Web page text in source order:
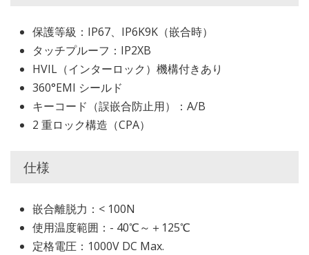
保護等級：IP67、IP6K9K（嵌合時）
タッチプルーフ：IP2XB
HVIL（インターロック）機構付きあり
360°EMI シールド
キーコード（誤嵌合防止用）：A/B
2 重ロック構造（CPA）
仕様
嵌合離脱力：< 100N
使用温度範囲：- 40℃～＋125℃
定格電圧：1000V DC Max.